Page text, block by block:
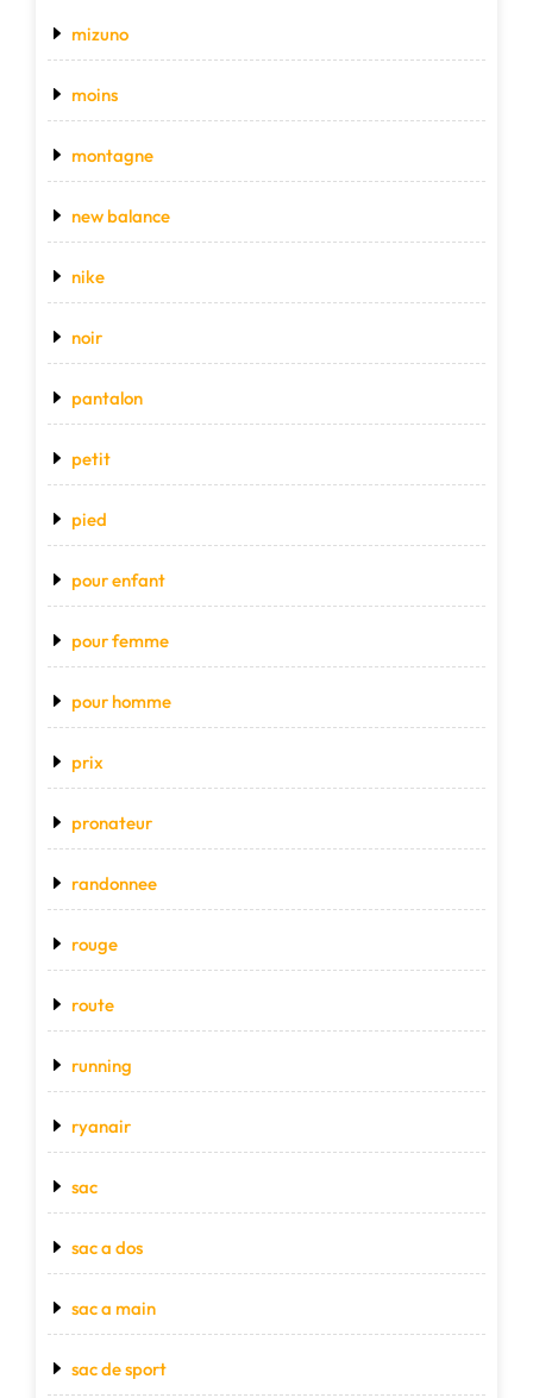
mizuno
moins
montagne
new balance
nike
noir
pantalon
petit
pied
pour enfant
pour femme
pour homme
prix
pronateur
randonnee
rouge
route
running
ryanair
sac
sac a dos
sac a main
sac de sport